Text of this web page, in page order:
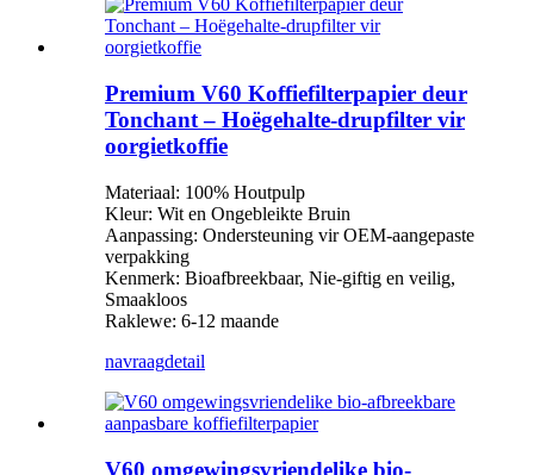
Premium V60 Koffiefilterpapier deur
Tonchant – Hoëgehalte-drupfilter vir
oorgietkoffie
Materiaal: 100% Houtpulp
Kleur: Wit en Ongebleikte Bruin
Aanpassing: Ondersteuning vir OEM-aangepaste
verpakking
Kenmerk: Bioafbreekbaar, Nie-giftig en veilig,
Smaakloos
Raklewe: 6-12 maande
navraagdetail
V60 omgewingsvriendelike bio-